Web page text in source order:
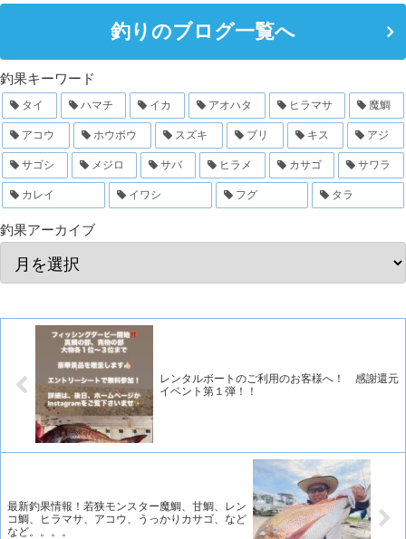
釣りのブログ一覧へ
釣果キーワード
タイ ハマチ イカ アオハタ ヒラマサ 魔鯛
アコウ ホウボウ スズキ ブリ キス アジ
サゴシ メジロ サバ ヒラメ カサゴ サワラ
カレイ イワシ フグ タラ
釣果アーカイブ
レンタルボートのご利用のお客様へ！ 感謝還元
イベント第１弾！！
最新釣果情報！若狭モンスター魔鯛、甘鯛、レン
コ鯛、ヒラマサ、アコウ、うっかりカサゴ、など
など。。。。